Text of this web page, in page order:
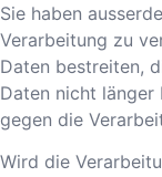
Sie haben
Verarbeitung zu
Daten bestreiten,
Daten nicht
gegen die
Wird die